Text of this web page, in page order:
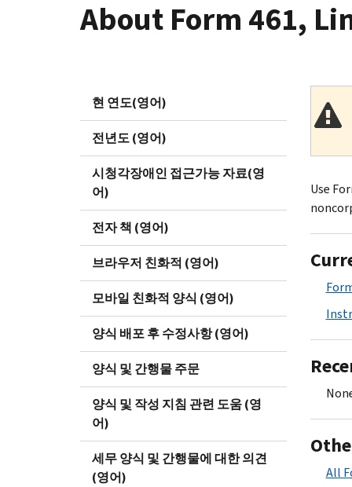
게
이
About Form 461,
현 연도(영어)
전년도 (영어)
시청각장애인 접근가능 자료(영
어)
전자 책 (영어)
브라우저 친화적 (영어)
모바일 친화적 양식 (영어)
양식 배포 후 수정사항 (영어)
양식 및 간행물 주문
양식 및 작성 지침 관련 도움 (영
어)
세무 양식 및 간행물에 대한 의견
(영어)
Use
All